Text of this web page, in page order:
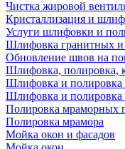
Чистка жировой
Кристаллизация и
Услуги шлифовки и
Шлифовка гранитных и
Обновление швов на
Шлифовка, полировка,
Шлифовка и полировка
Шлифовка и полировка
Полировка мраморных
Полировка мрамора
Мойка окон и фасадов